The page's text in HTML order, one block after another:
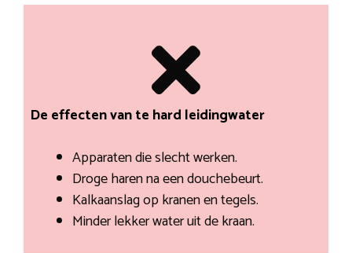
De effecten van te hard leidingwater
Apparaten die slecht werken.
Droge haren na een douchebeurt.
Kalkaanslag op kranen en tegels.
Minder lekker water uit de kraan.